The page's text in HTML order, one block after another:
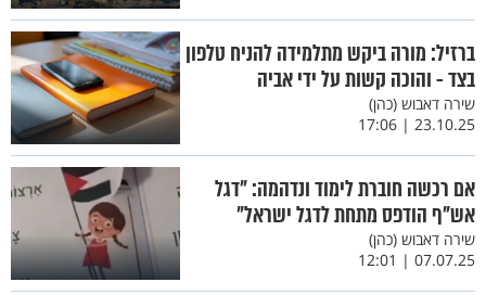
ברזיל: מורה ביקש מתלמידה להניח טלפון
בצד - והוכה קשות על ידי אביה
שירה דאבוש (כהן)
23.10.25 | 17:06
אם רכשה חוברת לימוד ונדהמה: "דגל
אש"ף הודפס מתחת לדגל ישראל"
שירה דאבוש (כהן)
07.07.25 | 12:01